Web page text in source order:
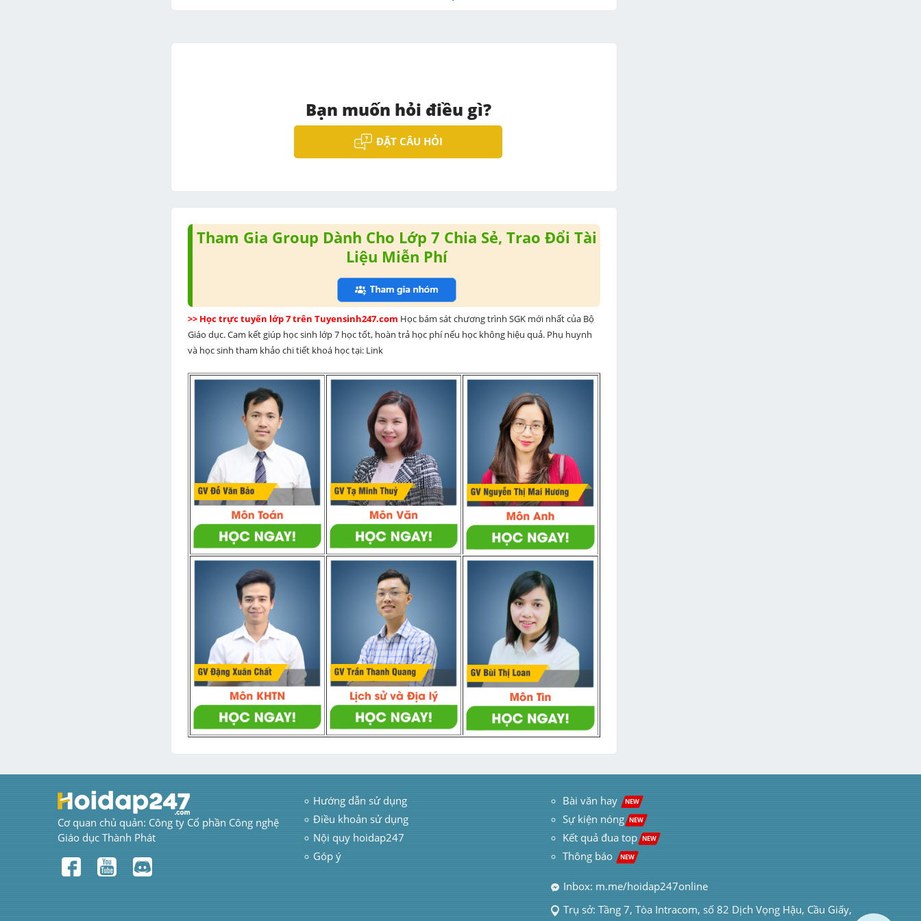
Bạn muốn hỏi điều gì?
ĐẶT CÂU HỎI
Tham Gia Group Dành Cho Lớp 7 Chia Sẻ, Trao Đổi Tài
Liệu Miễn Phí
>> Học trực tuyến lớp 7 trên Tuyensinh247.com Học bám sát chương trình SGK mới nhất của Bộ
Giáo dục. Cam kết giúp học sinh lớp 7 học tốt, hoàn trả học phí nếu học không hiệu quả. Phụ huynh
và học sinh tham khảo chi tiết khoá học tại: Link
Cơ quan chủ quản: Công ty Cổ phần Công nghệ
Giáo dục Thành Phát
Hướng dẫn sử dụng
Điều khoản sử dụng
Nội quy hoidap247
Góp ý
Bài văn hay NEW
Sự kiện nóng NEW
Kết quả đua top NEW
Thông báo NEW
Inbox: m.me/hoidap247online
Trụ sở: Tầng 7, Tòa Intracom, số 82 Dịch Vọng Hậu, Cầu Giấy,